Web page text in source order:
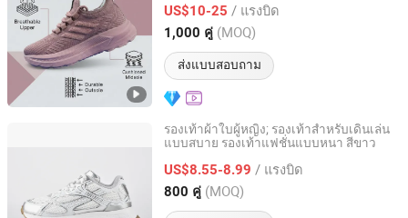
ขายส่งและขายปลีก รองเท้าวิ่ง รองเท้าทัน
สมัย รองเท้าลำลอง
US$10-25 / แรงบิด
1,000 คู่ (MOQ)
ส่งแบบสอบถาม
Shandong, China อัตราจาก 2026
รองเท้าผ้าใบผู้หญิง; รองเท้าสำหรับเดินเล่น
แบบสบาย รองเท้าแฟชั่นแบบหนา สีขาว
US$8.55-8.99 / แรงบิด
800 คู่ (MOQ)
Xiamen Mango Fashion Shoes Trade Co., Ltd
Fujian, China อัตราจาก 2021